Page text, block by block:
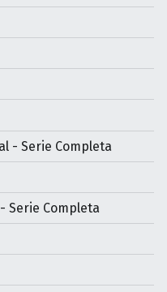
- Serie Completa
Serie Completa